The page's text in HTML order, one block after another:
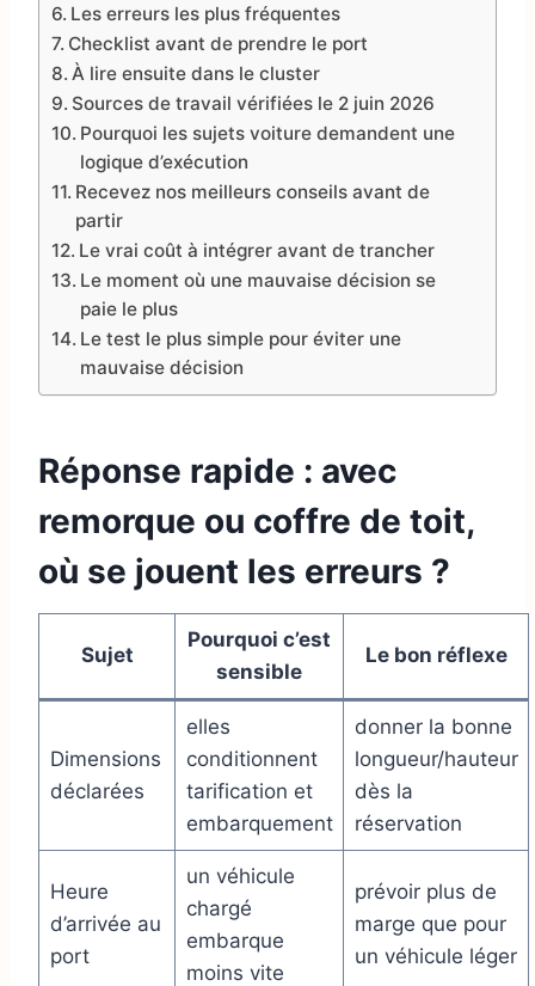
Les erreurs les plus fréquentes
Checklist avant de prendre le port
À lire ensuite dans le cluster
Sources de travail vérifiées le 2 juin 2026
Pourquoi les sujets voiture demandent une
logique d’exécution
Recevez nos meilleurs conseils avant de
partir
Le vrai coût à intégrer avant de trancher
Le moment où une mauvaise décision se
paie le plus
Le test le plus simple pour éviter une
mauvaise décision
Réponse rapide : avec
remorque ou coffre de toit,
où se jouent les erreurs ?
Sujet
Pourquoi c’est
sensible
Le bon réflexe
Dimensions
déclarées
elles
conditionnent
tarification et
embarquement
donner la bonne
longueur/hauteur
dès la
réservation
Heure
d’arrivée au
port
un véhicule
chargé
embarque
moins vite
prévoir plus de
marge que pour
un véhicule léger